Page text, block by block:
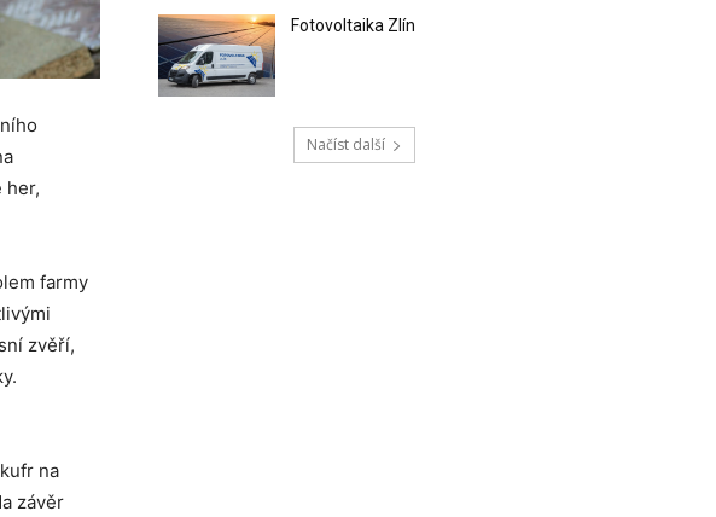
her,
farmy
zvěří,
na
závěr
Fotovoltaika Zlín
Načíst další